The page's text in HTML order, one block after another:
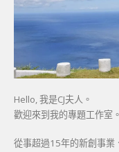
Hello, 我是CJ夫人。
歡迎來到我的專題工作室。
從事超過15年的新創事業